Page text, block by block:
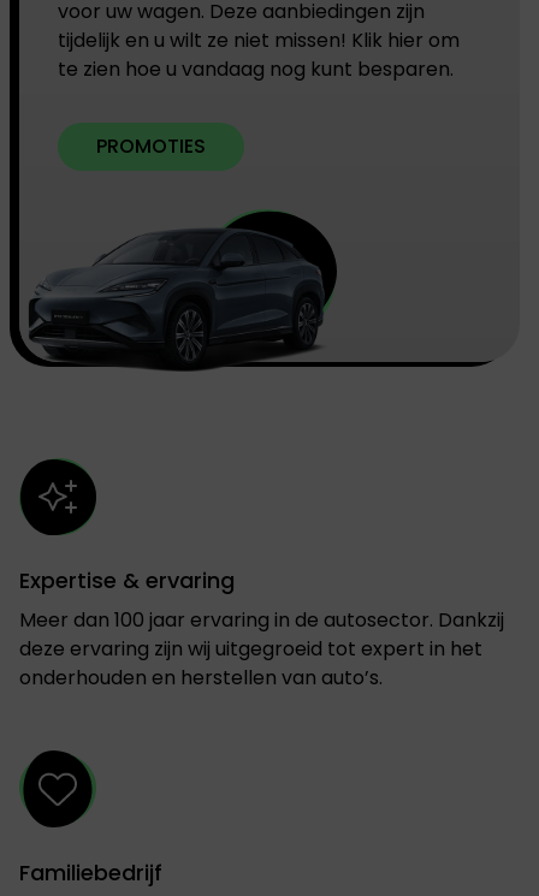
voor uw wagen. Deze aanbiedingen zijn
tijdelijk en u wilt ze niet missen! Klik hier om
te zien hoe u vandaag nog kunt besparen.
PROMOTIES
Expertise & ervaring
Meer dan 100 jaar ervaring in de autosector. Dankzij
deze ervaring zijn wij uitgegroeid tot expert in het
onderhouden en herstellen van auto’s.
Familiebedrijf